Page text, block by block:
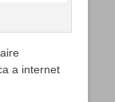
a internet